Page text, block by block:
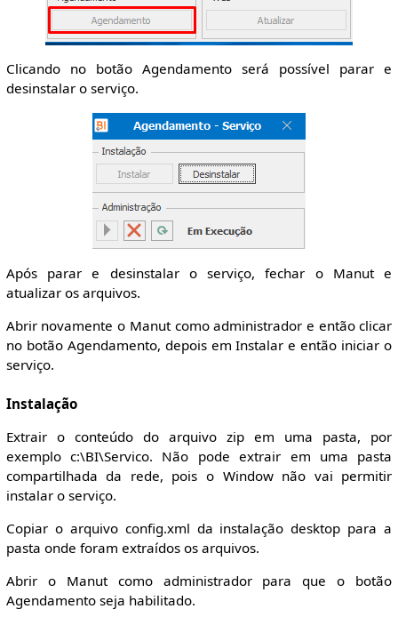
Clicando no botão Agendamento será possível parar e
desinstalar o serviço.
Após parar e desinstalar o serviço, fechar o Manut e
atualizar os arquivos.
Abrir novamente o Manut como administrador e então clicar
no botão Agendamento, depois em Instalar e então iniciar o
serviço.
Instalação
Extrair o conteúdo do arquivo zip em uma pasta, por
exemplo c:\BI\Servico. Não pode extrair em uma pasta
compartilhada da rede, pois o Window não vai permitir
instalar o serviço.
Copiar o arquivo config.xml da instalação desktop para a
pasta onde foram extraídos os arquivos.
Abrir o Manut como administrador para que o botão
Agendamento seja habilitado.